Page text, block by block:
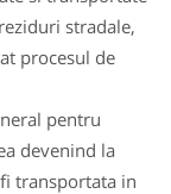
stradale,
procesul de
pentru
devenind la
transportata in